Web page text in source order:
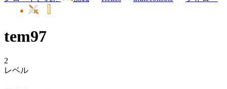
tem97
2
レベル